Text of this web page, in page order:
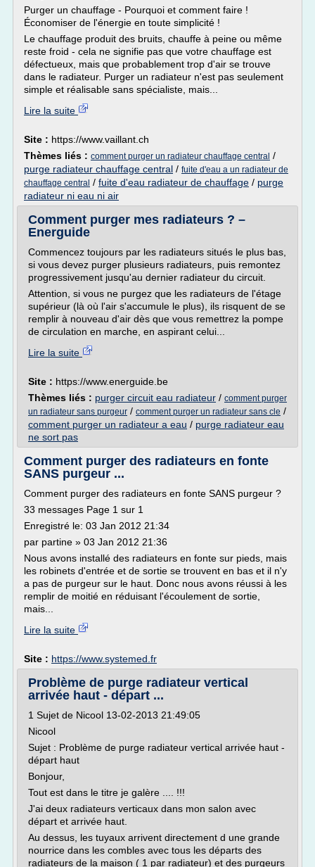
Purger un chauffage - Pourquoi et comment faire !
Économiser de l'énergie en toute simplicité !
Le chauffage produit des bruits, chauffe à peine ou même
reste froid - cela ne signifie pas que votre chauffage est
défectueux, mais que probablement trop d'air se trouve
dans le radiateur. Purger un radiateur n'est pas seulement
simple et réalisable sans spécialiste, mais...
Lire la suite
Site : https://www.vaillant.ch
Thèmes liés : comment purger un radiateur chauffage central /
purge radiateur chauffage central / fuite d'eau a un radiateur de
chauffage central / fuite d'eau radiateur de chauffage / purge
radiateur ni eau ni air
Comment purger mes radiateurs ? –
Energuide
Commencez toujours par les radiateurs situés le plus bas,
si vous devez purger plusieurs radiateurs, puis remontez
progressivement jusqu'au dernier radiateur du circuit.
Attention, si vous ne purgez que les radiateurs de l'étage
supérieur (là où l'air s'accumule le plus), ils risquent de se
remplir à nouveau d'air dès que vous remettrez la pompe
de circulation en marche, en aspirant celui...
Lire la suite
Site : https://www.energuide.be
Thèmes liés : purger circuit eau radiateur / comment purger
un radiateur sans purgeur / comment purger un radiateur sans cle /
comment purger un radiateur a eau / purge radiateur eau
ne sort pas
Comment purger des radiateurs en fonte
SANS purgeur ...
Comment purger des radiateurs en fonte SANS purgeur ?
33 messages Page 1 sur 1
Enregistré le: 03 Jan 2012 21:34
par partine » 03 Jan 2012 21:36
Nous avons installé des radiateurs en fonte sur pieds, mais
les robinets d'entrée et de sortie se trouvent en bas et il n'y
a pas de purgeur sur le haut. Donc nous avons réussi à les
remplir de moitié en réduisant l'écoulement de sortie,
mais...
Lire la suite
Site : https://www.systemed.fr
Problème de purge radiateur vertical
arrivée haut - départ ...
1 Sujet de Nicool 13-02-2013 21:49:05
Nicool
Sujet : Problème de purge radiateur vertical arrivée haut -
départ haut
Bonjour,
Tout est dans le titre je galère .... !!!
J'ai deux radiateurs verticaux dans mon salon avec
départ et arrivée haut.
Au dessus, les tuyaux arrivent directement d une grande
nourrice dans les combles avec tous les départs des
radiateurs de la maison ( 1 par radiateur) et des purgeurs